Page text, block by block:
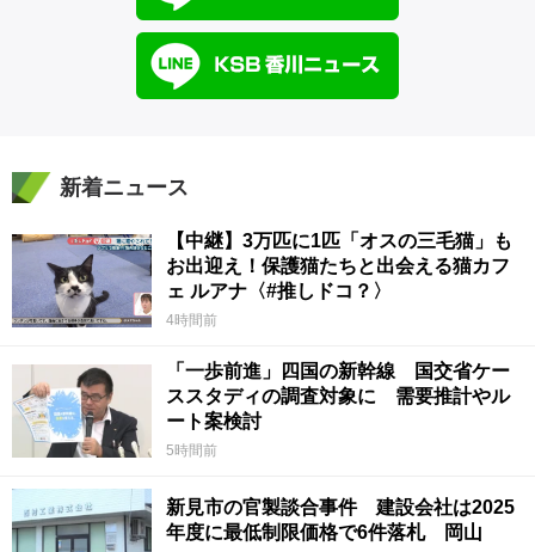
新着ニュース
【中継】3万匹に1匹「オスの三毛猫」も
お出迎え！保護猫たちと出会える猫カフ
ェ ルアナ〈#推しドコ？〉
4時間前
「一歩前進」四国の新幹線 国交省ケー
ススタディの調査対象に 需要推計やル
ート案検討
5時間前
新見市の官製談合事件 建設会社は2025
年度に最低制限価格で6件落札 岡山